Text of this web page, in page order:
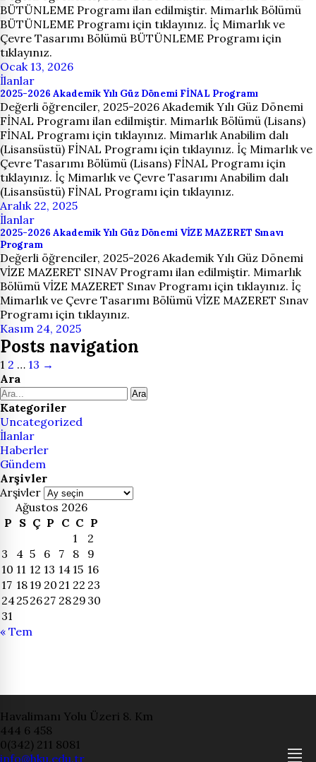
BÜTÜNLEME Programı ilan edilmiştir. Mimarlık Bölümü
BÜTÜNLEME Programı için tıklayınız. İç Mimarlık ve
Çevre Tasarımı Bölümü BÜTÜNLEME Programı için
tıklayınız.
Ocak 13, 2026
İlanlar
2025-2026 Akademik Yılı Güz Dönemi FİNAL Programı
Değerli öğrenciler, 2025-2026 Akademik Yılı Güz Dönemi
FİNAL Programı ilan edilmiştir. Mimarlık Bölümü (Lisans)
FİNAL Programı için tıklayınız. Mimarlık Anabilim dalı
(Lisansüstü) FİNAL Programı için tıklayınız. İç Mimarlık ve
Çevre Tasarımı Bölümü (Lisans) FİNAL Programı için
tıklayınız. İç Mimarlık ve Çevre Tasarımı Anabilim dalı
(Lisansüstü) FİNAL Programı için tıklayınız.
Aralık 22, 2025
İlanlar
2025-2026 Akademik Yılı Güz Dönemi VİZE MAZERET Sınavı
Program
Değerli öğrenciler, 2025-2026 Akademik Yılı Güz Dönemi
VİZE MAZERET SINAV Programı ilan edilmiştir. Mimarlık
Bölümü VİZE MAZERET Sınav Programı için tıklayınız. İç
Mimarlık ve Çevre Tasarımı Bölümü VİZE MAZERET Sınav
Programı için tıklayınız.
Kasım 24, 2025
Posts navigation
1 2 … 13 →
Ara
Ara
Kategoriler
Uncategorized
İlanlar
Haberler
Gündem
Arşivler
Arşivler
Ağustos 2026
P S Ç P C C P
1
2
3
4 5 6 7 8
9
10 11 12 13 14 15 16
17 18 19 20 21 22 23
24252627 2829 30
31
« Tem
Havalimanı Yolu Üzeri 8. Km
444 6 458
0(342) 211 8081
info@hku.edu.tr